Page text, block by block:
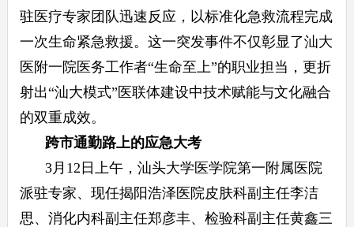
驻医疗专家团队迅速反应，以标准化急救流程完成
一次生命紧急救援。这一突发事件不仅彰显了汕大
医附一院医务工作者“生命至上”的职业担当，更折
射出“汕大模式”医联体建设中技术赋能与文化融合
的双重成效。
跨市通勤路上的应急大考
3月12日上午，汕头大学医学院第一附属医院
派驻专家、现任揭阳浩泽医院皮肤科副主任李洁
思、消化内科副主任郑彦丰、检验科副主任黄鑫三